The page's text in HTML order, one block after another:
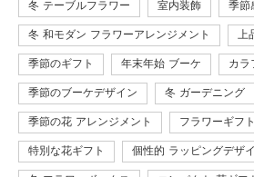
冬 テーブルフラワー 室内装飾 季節
冬 和モダン フラワーアレンジメント 上
季節のギフト 年末年始 ブーケ カラ
季節のブーケデザイン 冬 ガーデニング
季節の花 アレンジメント フラワーギフ
特別な花ギフト 個性的 ラッピングデザ